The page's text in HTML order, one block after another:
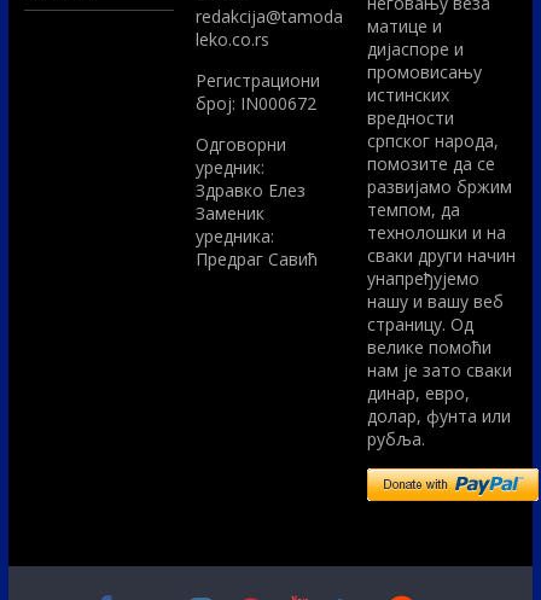
redakcija@tamoda
leko.co.rs
Регистрациони
број: IN000672
Одговорни
уредник:
Здравко Елез
Заменик
уредника:
Предраг Савић
матице и
дијаспоре и
промовисању
истинских
вредности
српског народа,
помозите да се
развијамо бржим
темпом, да
технолошки и на
сваки други начин
унапређујемо
нашу и вашу веб
страницу. Од
велике помоћи
нам је зато сваки
динар, евро,
долар, фунта или
рубља.